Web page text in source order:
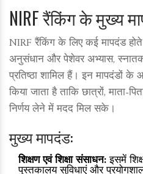
NIRF रैंकिंग के मुख्य
NIRF रैंकिंग के लिए कई मापदंड होते
अनुसंधान और पेशेवर अभ्यास,
प्रतिष्ठा शामिल हैं। इन मापदंडों
किया जाता है ताकि छात्रों, माता-
निर्णय लेने में मदद मिल सके।
मुख्य मापदंड:
शिक्षण एवं शिक्षा संसाधन:इसमें